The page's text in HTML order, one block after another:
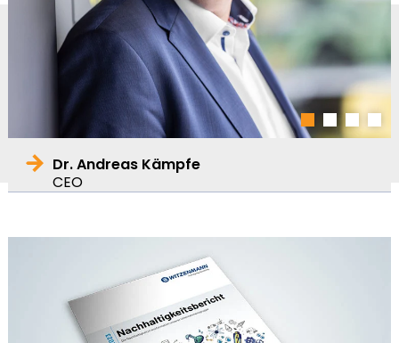
1 2 3 4
Dr. Andreas Kämpfe
CEO